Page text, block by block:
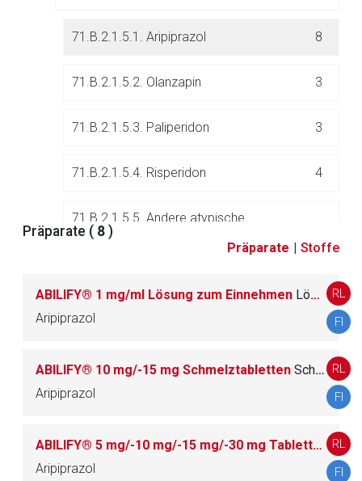
71.B.2.1.5.1. Aripiprazol 8
71.B.2.1.5.2. Olanzapin 3
71.B.2.1.5.3. Paliperidon 3
71.B.2.1.5.4. Risperidon 4
71.B.2.1.5.5. Andere atypische
Antipsychotika (Neuroleptika)
71.B.2.2. Kombinationen
71.B.3. Psychostimulanzien, Mittel für die
ADHS
71.B.4. Tranquillanzien und Anxiolytika 15
Präparate ( 8 )
Präparate | Stoffe
ABILIFY® 1 mg/ml Lösung zum Einnehmen Lö­sung zum Einnehmen
Aripiprazol
RL
FI
ABILIFY® 10 mg/-15 mg Schmelztabletten Schmelztablette
Aripiprazol
RL
FI
ABILIFY® 5 mg/-10 mg/-15 mg/-30 mg Tabletten
Aripiprazol
RL
FI
Betreiber verantwortlich. Ebenso gelten dort ggf. andere